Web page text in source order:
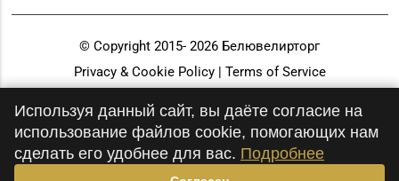
© Copyright 2015- 2026 Белювелирторг
Privacy & Cookie Policy | Terms of Service
Используя данный сайт, вы даёте согласие на
использование файлов cookie, помогающих нам
сделать его удобнее для вас. Подробнее